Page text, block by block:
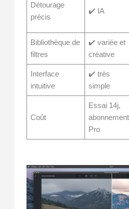
Détourage
précis
✔️ IA
Bibliothèque de
filtres
✔️ variée et
créative
Interface
intuitive
✔️ très
simple
Coût
Essai 14j,
abonnement
Pro